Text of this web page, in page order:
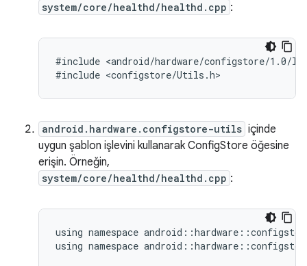
system/core/healthd/healthd.cpp :
#include <android/hardware/configstore/1.0/
android.hardware.configstore-utils içinde
uygun şablon işlevini kullanarak ConfigStore öğesine
erişin. Örneğin,
system/core/healthd/healthd.cpp :
using namespace
using namespace